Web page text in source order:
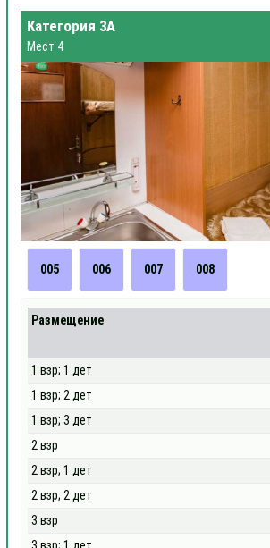
Категория 3А
Мест 4
005 006 007 008
Размещение
1 взр; 1 дет
1 взр; 2 дет
1 взр; 3 дет
2 взр
2 взр; 1 дет
2 взр; 2 дет
3 взр